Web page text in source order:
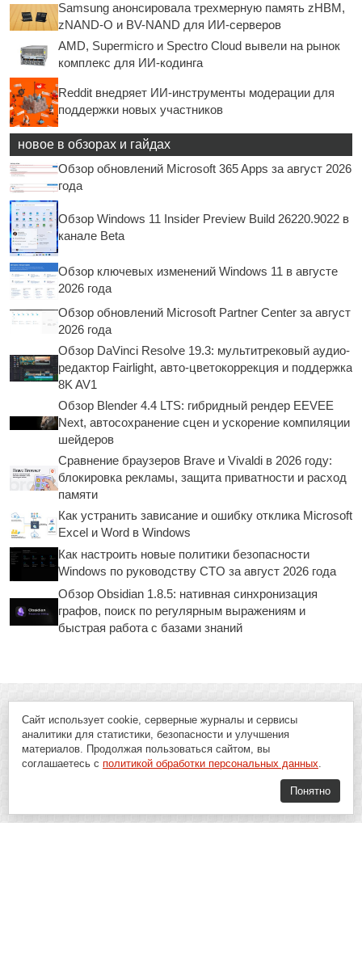
Samsung анонсировала трехмерную память zHBM,
zNAND-O и BV-NAND для ИИ-серверов
AMD, Supermicro и Spectro Cloud вывели на рынок
комплекс для ИИ-кодинга
Reddit внедряет ИИ-инструменты модерации для
поддержки новых участников
новое в обзорах и гайдах
Обзор обновлений Microsoft 365 Apps за август 2026
года
Обзор Windows 11 Insider Preview Build 26220.9022 в
канале Beta
Обзор ключевых изменений Windows 11 в августе
2026 года
Обзор обновлений Microsoft Partner Center за август
2026 года
Обзор DaVinci Resolve 19.3: мультитрековый аудио-
редактор Fairlight, авто-цветокоррекция и поддержка
8K AV1
Обзор Blender 4.4 LTS: гибридный рендер EEVEE
Next, автосохранение сцен и ускорение компиляции
шейдеров
Сравнение браузеров Brave и Vivaldi в 2026 году:
блокировка рекламы, защита приватности и расход
памяти
Как устранить зависание и ошибку отклика Microsoft
Excel и Word в Windows
Как настроить новые политики безопасности
Windows по руководству CTO за август 2026 года
Обзор Obsidian 1.8.5: нативная синхронизация
графов, поиск по регулярным выражениям и
быстрая работа с базами знаний
Сайт использует cookie, серверные журналы и сервисы
аналитики для статистики, безопасности и улучшения
материалов. Продолжая пользоваться сайтом, вы
соглашаетесь с политикой обработки персональных данных.
Понятно